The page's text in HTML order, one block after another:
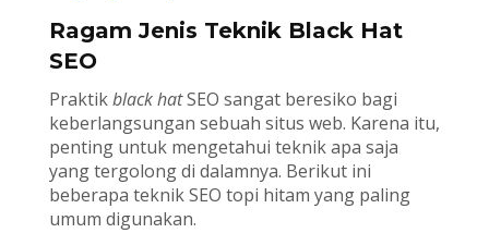
Ragam Jenis Teknik Black Hat
SEO
Praktikblack hatSEO sangat beresiko bagi
keberlangsungan sebuah situs web. Karena itu,
penting untuk mengetahui teknik apa saja
yang tergolong di dalamnya. Berikut ini
beberapa teknik SEO topi hitam yang paling
umum digunakan.